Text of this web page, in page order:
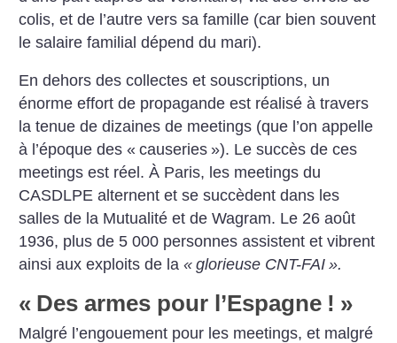
colis, et de l’autre vers sa famille (car bien souvent
le salaire familial dépend du mari).
En dehors des collectes et souscriptions, un
énorme effort de propagande est réalisé à travers
la tenue de dizaines de meetings (que l’on appelle
à l’époque des « causeries »). Le succès de ces
meetings est réel. À Paris, les meetings du
CASDLPE alternent et se succèdent dans les
salles de la Mutualité et de Wagram. Le 26 août
1936, plus de 5 000 personnes assistent et vibrent
ainsi aux exploits de la« glorieuse CNT-FAI ».
« Des armes pour l’Espagne ! »
Malgré l’engouement pour les meetings, et malgré